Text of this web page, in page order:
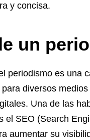
y concisa.
un
periodismo es una
diversos
Una de las
el SEO (Search
aumentar su